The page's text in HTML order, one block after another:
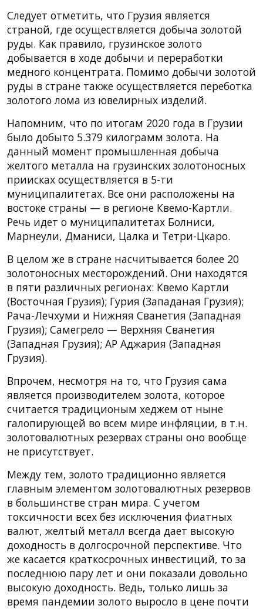
Следует отметить, что Грузия является
страной, где осуществляется добыча золотой
руды. Как правило, грузинское золото
добывается в ходе добычи и переработки
медного концентрата. Помимо добычи золотой
руды в стране также осуществляется переботка
золотого лома из ювелирных изделий.
Напомним, что по итогам 2020 года в Грузии
было добыто 5.379 килограмм золота. На
данный момент промышленная добыча
желтого металла на грузинских золотоносных
приисках осуществляется в 5-ти
муниципалитетах. Все они расположены на
востоке страны — в регионе Квемо-Картли.
Речь идет о муниципалитетах Болниси,
Марнеули, Дманиси, Цалка и Тетри-Цкаро.
В целом же в стране насчитывается более 20
золотоносных месторождений. Они находятся
в пяти различных регионах: Квемо Картли
(Восточная Грузия); Гурия (Западаная Грузия);
Рача-Лечхуми и Нижняя Сванетия (Западная
Грузия); Самегрело — Верхняя Сванетия
(Западная Грузия); АР Аджария (Западная
Грузия).
Впрочем, несмотря на то, что Грузия сама
является производителем золота, которое
считается традиционым хеджем от ныне
галопирующей во всем мире инфляции, в т.н.
золотовалютных резервах страны оно вообще
не присутствует.
Между тем, золото традиционно является
главным элементом золотовалютных резервов
в большинстве стран мира. С учетом
токсичности всех без исключения фиатных
валют, желтый металл всегда дает высокую
доходность в долгосрочной перспективе. Что
же касается краткосрочных инвестиций, то за
последнюю пару лет и они показали довольно
высокую доходность. Ведь, только лишь за
время пандемии золото выросло в цене почти